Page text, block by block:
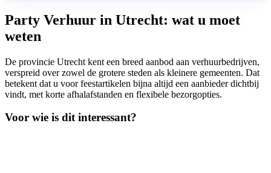
Party Verhuur in Utrecht: wat u moet
weten
De provincie Utrecht kent een breed aanbod aan verhuurbedrijven,
verspreid over zowel de grotere steden als kleinere gemeenten. Dat
betekent dat u voor feestartikelen bijna altijd een aanbieder dichtbij
vindt, met korte afhalafstanden en flexibele bezorgopties.
Voor wie is dit interessant?